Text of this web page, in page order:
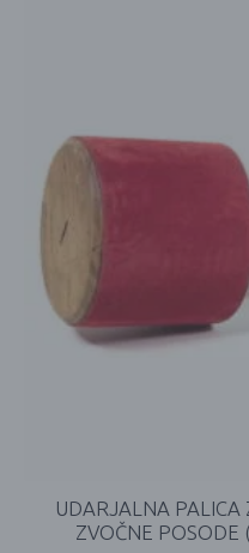
UDARJALNA PALICA
ZVOČNE POSODE